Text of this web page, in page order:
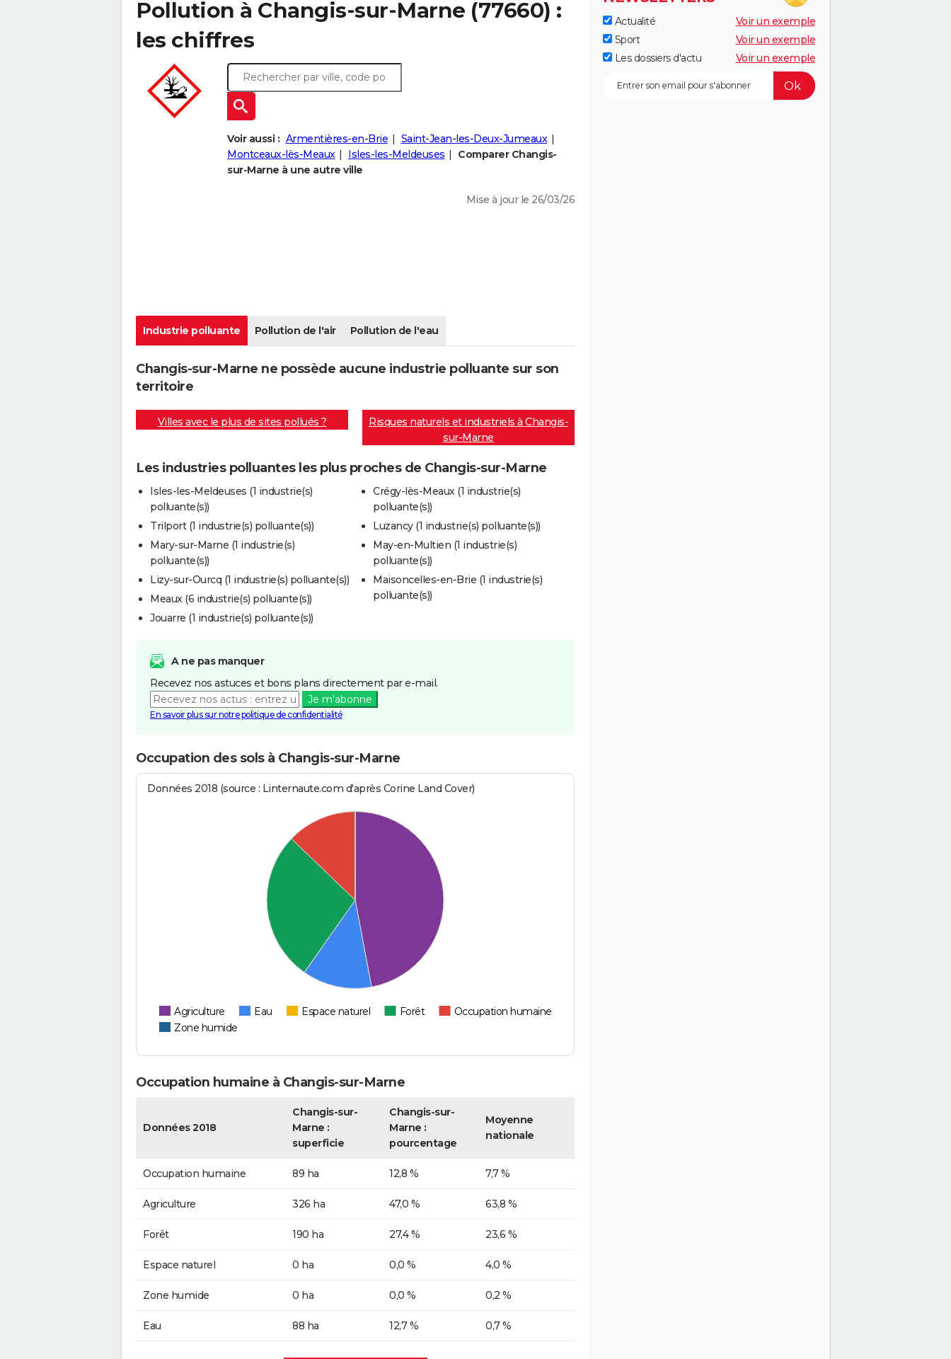
Pollution à Changis-sur-Marne (77660) :
les chiffres
Voir aussi : Armentières-en-Brie
Saint-Jean-les-Deux-Jumeaux
Montceaux-lès-Meaux
Isles-les-Meldeuses
Comparer Changis-
sur-Marne à une autre ville
Mise à jour le 26/03/26
Industrie polluante Pollution de l'air Pollution de l'eau
Changis-sur-Marne ne possède aucune industrie polluante sur son
territoire
Villes avec le plus de sites pollués ?
Risques naturels et industriels à Changis-
sur-Marne
Les industries polluantes les plus proches de Changis-sur-Marne
Isles-les-Meldeuses (1 industrie(s)
polluante(s))
Trilport (1 industrie(s) polluante(s))
Mary-sur-Marne (1 industrie(s)
polluante(s))
Lizy-sur-Ourcq (1 industrie(s) polluante(s))
Meaux (6 industrie(s) polluante(s))
Jouarre (1 industrie(s) polluante(s))
Crégy-lès-Meaux (1 industrie(s)
polluante(s))
Luzancy (1 industrie(s) polluante(s))
May-en-Multien (1 industrie(s)
polluante(s))
Maisoncelles-en-Brie (1 industrie(s)
polluante(s))
A ne pas manquer
Recevez nos astuces et bons plans directement par e-mail.
Je m'abonne
En savoir plus sur notre politique de confidentialité
Occupation des sols à Changis-sur-Marne
Données 2018 (source : Linternaute.com d'après Corine Land Cover)
Agriculture Eau Espace naturel Forêt
Occupation humaine
Zone humide
Occupation humaine à Changis-sur-Marne
Données 2018
Changis-sur-
Marne :
superficie
Changis-sur-
Marne :
pourcentage
Moyenne
nationale
Occupation humaine 89 ha 12,8 % 7,7 %
Agriculture 326 ha 47,0 % 63,8 %
Forêt 190 ha 27,4 % 23,6 %
Espace naturel 0 ha 0,0 % 4,0 %
Zone humide 0 ha 0,0 % 0,2 %
Eau 88 ha 12,7 % 0,7 %
Actualité
Voir un exemple
Sport
Voir un exemple
Les dossiers d'actu
Voir un exemple